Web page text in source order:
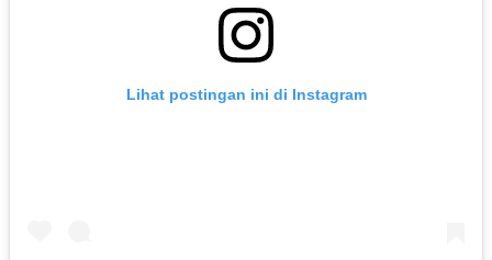
Lihat postingan ini di Instagram